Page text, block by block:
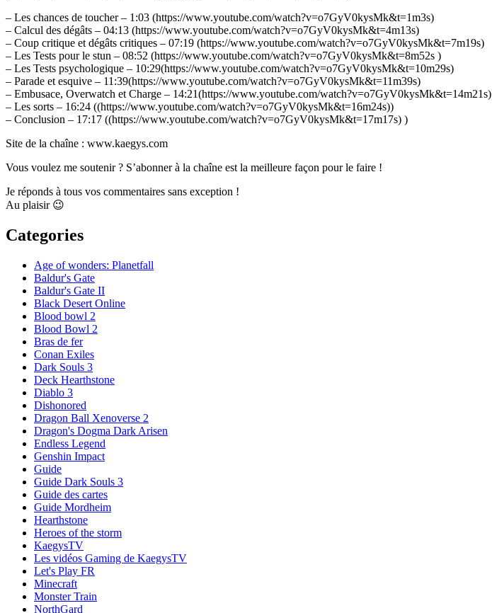
– Les chances de toucher – 1:03 (https://www.youtube.com/watch?v=o7GyV0kysMk&t=1m3s)
– Calcul des dégâts – 04:13 (https://www.youtube.com/watch?v=o7GyV0kysMk&t=4m13s)
– Coup critique et dégâts critiques – 07:19 (https://www.youtube.com/watch?v=o7GyV0kysMk&t=7m19s)
– Les Tests pour le stun – 08:52 (https://www.youtube.com/watch?v=o7GyV0kysMk&t=8m52s )
– Les Tests psychologique – 10:29(https://www.youtube.com/watch?v=o7GyV0kysMk&t=10m29s)
– Parade et esquive – 11:39(https://www.youtube.com/watch?v=o7GyV0kysMk&t=11m39s)
– Embusace, Overwatch et Charge – 14:21(https://www.youtube.com/watch?v=o7GyV0kysMk&t=14m21s)
– Les sorts – 16:24 ((https://www.youtube.com/watch?v=o7GyV0kysMk&t=16m24s))
– Conclusion – 17:17 ((https://www.youtube.com/watch?v=o7GyV0kysMk&t=17m17s) )
Site de la chaîne : www.kaegys.com
Vous voulez me soutenir ? S’abonner à la chaîne est la meilleure façon pour le faire !
Je réponds à tous vos commentaires sans exception !
Au plaisir 😉
Categories
Age of wonders: Planetfall
Baldur's Gate
Baldur's Gate II
Black Desert Online
Blood bowl 2
Blood Bowl 2
Bras de fer
Conan Exiles
Dark Souls 3
Deck Hearthstone
Diablo 3
Dishonored
Dragon Ball Xenoverse 2
Dragon's Dogma Dark Arisen
Endless Legend
Genshin Impact
Guide
Guide Dark Souls 3
Guide des cartes
Guide Mordheim
Hearthstone
Heroes of the storm
KaegysTV
Les vidéos Gaming de KaegysTV
Let's Play FR
Minecraft
Monster Train
NorthGard